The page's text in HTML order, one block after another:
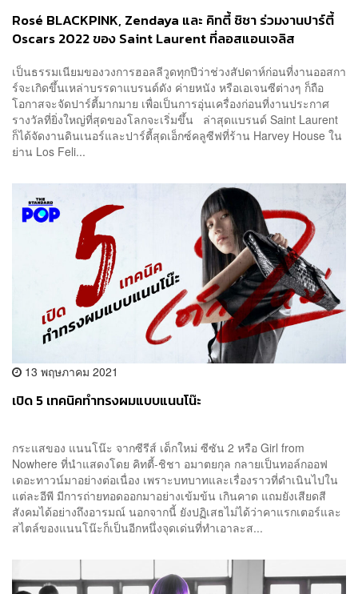
Rosé BLACKPINK, Zendaya และ คิทตี้ ชิชา ร่วมงานปาร์ตี้
Oscars 2022 ของ Saint Laurent ที่ลอสแอนเจลิส
เป็นธรรมเนียมของวงการฮอลลีวูดทุกปีว่าช่วงสัปดาห์ก่อนที่งานออสกา
ร์จะเกิดขึ้นเหล่าบรรดาแบรนด์ดัง ค่ายหนัง หรือเอเจนซีต่างๆ ก็ถือ
โอกาสจะจัดปาร์ตี้มากมาย เพื่อเป็นการอุ่นเครื่องก่อนที่งานประกาศ
รางวัลที่ยิ่งใหญ่ที่สุดของโลกจะเริ่มขึ้น ล่าสุดแบรนด์ Saint Laurent
ก็ได้จัดงานดินเนอร์และปาร์ตี้สุดเอ็กซ์คลูซีฟที่ร้าน Harvey House ใน
ย่าน Los Feli...
13 พฤษภาคม 2021
เปิด 5 เทคนิคทำทรงผมแบบแนนโน๊ะ
กระแสของ แนนโน๊ะ จากซีรีส์ เด็กใหม่ ซีซัน 2 หรือ Girl from
Nowhere ที่นำแสดงโดย คิทตี้-ชิชา อมาตยกุล กลายเป็นทอล์กออฟ
เดอะทาวน์มาอย่างต่อเนื่อง เพราะบทบาทและเรื่องราวที่ดำเนินไปใน
แต่ละอีพี มีการถ่ายทอดออกมาอย่างเข้มข้น เกินคาด แถมยังเสียดสี
สังคมได้อย่างถึงอารมณ์ นอกจากนี้ ยังปฏิเสธไม่ได้ว่าคาแรกเตอร์และ
สไตล์ของแนนโน๊ะก็เป็นอีกหนึ่งจุดเด่นที่ทำเอาละส...